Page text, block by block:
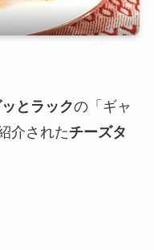
とラックの「ギャ
介されたチーズタ